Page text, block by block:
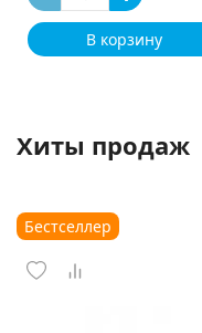
В корзину
Хиты продаж
Бестселлер